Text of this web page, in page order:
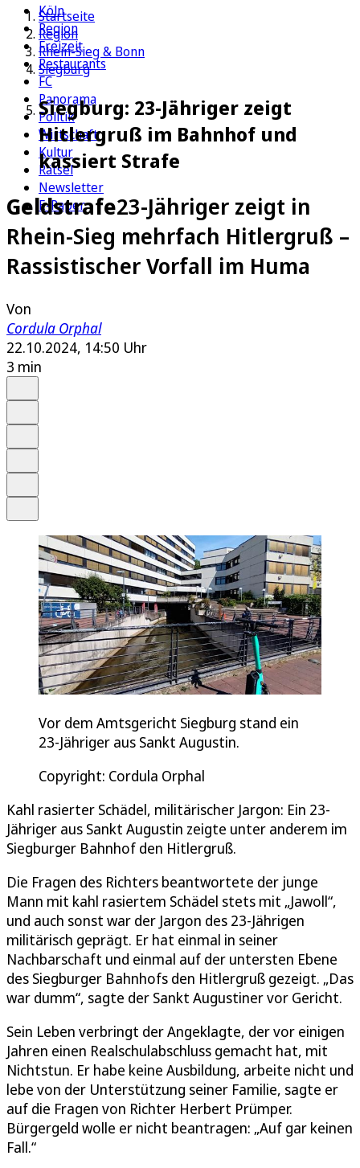
Köln
Region
Freizeit
Restaurants
FC
Panorama
Politik
Wirtschaft
Kultur
Rätsel
Newsletter
E-Paper
Startseite
Region
Rhein-Sieg & Bonn
Siegburg
Siegburg: 23-Jähriger zeigt
Hitlergruß im Bahnhof und
kassiert Strafe
Geldstrafe23-Jähriger zeigt in
Rhein-Sieg mehrfach Hitlergruß –
Rassistischer Vorfall im Huma
Von
Cordula Orphal
22.10.2024, 14:50 Uhr
3 min
Vor dem Amtsgericht Siegburg stand ein
23-Jähriger aus Sankt Augustin.
Copyright: Cordula Orphal
Kahl rasierter Schädel, militärischer Jargon: Ein 23-
Jähriger aus Sankt Augustin zeigte unter anderem im
Siegburger Bahnhof den Hitlergruß.
Die Fragen des Richters beantwortete der junge
Mann mit kahl rasiertem Schädel stets mit „Jawoll“,
und auch sonst war der Jargon des 23-Jährigen
militärisch geprägt. Er hat einmal in seiner
Nachbarschaft und einmal auf der untersten Ebene
des Siegburger Bahnhofs den Hitlergruß gezeigt. „Das
war dumm“, sagte der Sankt Augustiner vor Gericht.
Sein Leben verbringt der Angeklagte, der vor einigen
Jahren einen Realschulabschluss gemacht hat, mit
Nichtstun. Er habe keine Ausbildung, arbeite nicht und
lebe von der Unterstützung seiner Familie, sagte er
auf die Fragen von Richter Herbert Prümper.
Bürgergeld wolle er nicht beantragen: „Auf gar keinen
Fall.“